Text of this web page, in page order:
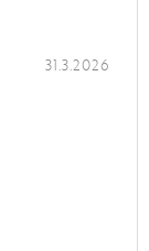
31.3.2026